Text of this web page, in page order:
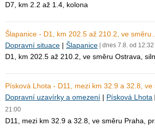
D7, km 2.2 až 1.4, kolona
Šlapanice - D1, km 202.5 až 210.2, ve směru…
Dopravní situace | Šlapanice | dnes 7.8. od
D1, km 202.5 až 210.2, ve směru Ostrava,
Písková Lhota - D11, mezi km 32.9 a 32.8, ve
Dopravní uzavírky a omezení | Písková Lhota
21:00
D11, mezi km 32.9 a 32.8, ve směru Praha,